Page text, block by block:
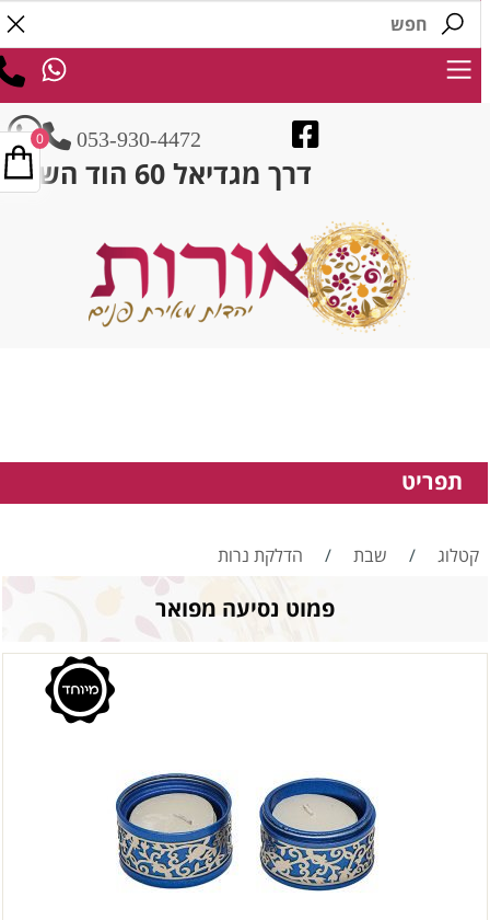
053-930-4472
דרך מגדיאל 60 הוד השרון
תפריט
קטלוג / שבת / הדלקת נרות
פמוט נסיעה מפואר
0